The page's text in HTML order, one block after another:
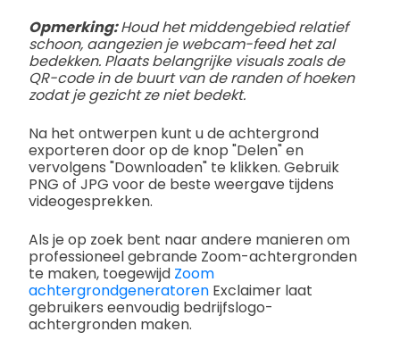
Opmerking:Houd het middengebied relatief
schoon, aangezien je webcam-feed het zal
bedekken. Plaats belangrijke visuals zoals de
QR-code in de buurt van de randen of hoeken
zodat je gezicht ze niet bedekt.
Na het ontwerpen kunt u de achtergrond
exporteren door op de knop "Delen" en
vervolgens "Downloaden" te klikken. Gebruik
PNG of JPG voor de beste weergave tijdens
videogesprekken.
Als je op zoek bent naar andere manieren om
professioneel gebrande Zoom-achtergronden
te maken, toegewijd Zoom
achtergrondgeneratoren Exclaimer laat
gebruikers eenvoudig bedrijfslogo-
achtergronden maken.